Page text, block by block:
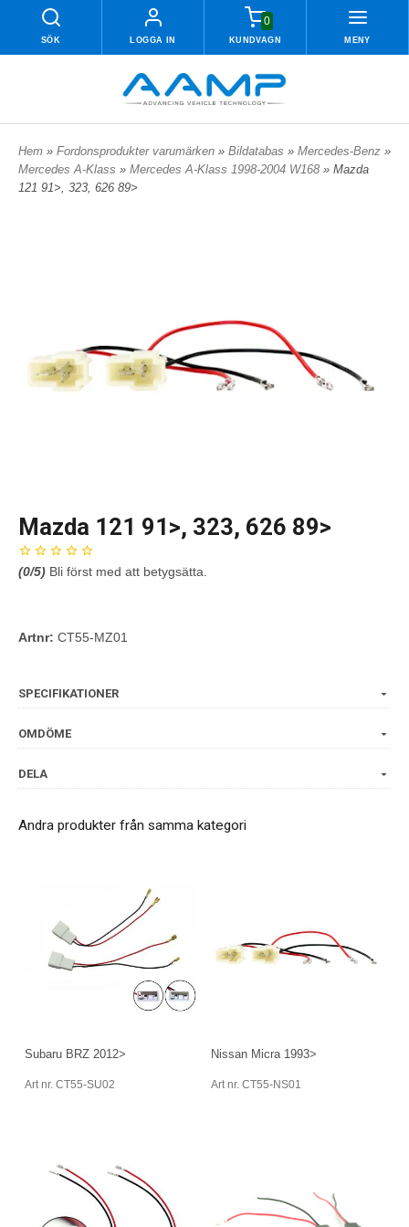
SÖK LOGGA IN
0
KUNDVAGN MENY
Hem » Fordonsprodukter varumärken » Bildatabas » Mercedes-Benz »
Mercedes A-Klass » Mercedes A-Klass 1998-2004 W168 » Mazda
121 91>, 323, 626 89>
Mazda 121 91>, 323, 626 89>
(0/5) Bli först med att betygsätta.
Artnr: CT55-MZ01
SPECIFIKATIONER
OMDÖME
DELA
Andra produkter från samma kategori
Subaru BRZ 2012>
Art nr. CT55-SU02
Nissan Micra 1993>
Art nr. CT55-NS01